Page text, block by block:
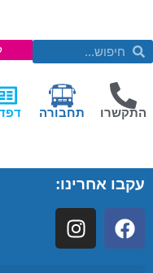
התקשרו תחבורה
עקבו אחרינו: